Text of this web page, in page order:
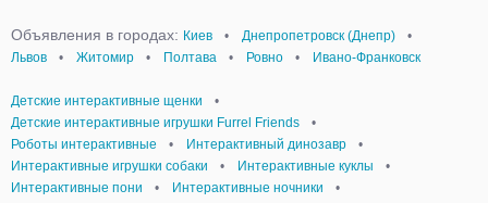
Объявления в городах: Киев • Днепропетровск (Днепр)
•
Львов
• Житомир • Полтава • Ровно • Ивано-Франковск
Детские интерактивные щенки
•
Детские интерактивные игрушки Furrel Friends
•
Роботы интерактивные
• Интерактивный динозавр
•
Интерактивные игрушки собаки
• Интерактивные куклы
•
Интерактивные пони
• Интерактивные ночники
•